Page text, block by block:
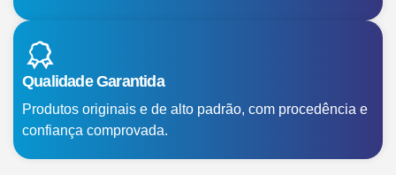
Qualidade Garantida
Produtos originais e de alto padrão, com procedência e
confiança comprovada.